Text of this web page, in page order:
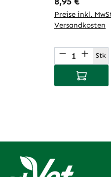
Preise inkl.
Versandkosten
ProduktStk
In den